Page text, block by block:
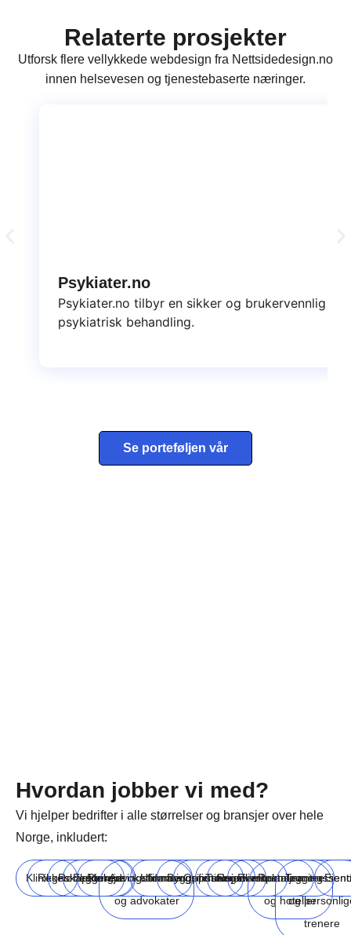
Relaterte prosjekter
Utforsk flere vellykkede webdesign fra Nettsidedesign.no
innen helsevesen og tjenestebaserte næringer.
Psykiater.no
Psykiater.no tilbyr en sikker og brukervennlig
psykiatrisk behandling.
Se porteføljen vår
Hvordan jobber vi med?
Vi hjelper bedrifter i alle størrelser og bransjer over hele
Norge, inkludert:
Klinikker
Regnskapsførere
Rørleggere
Elektrikere
Rengjøringsfirmaer
Advokatfirmaer
og advokater
Utdanningsinstitusjoner
Byggefirmaer
Oppussingsfirmaer
Turisme
Reiselivsbransjen
Eventplanleggere
Restauranter
og hoteller
og
trenere